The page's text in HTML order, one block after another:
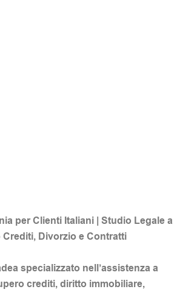
per Clienti Italiani | Studio Legale a
Crediti, Divorzio e Contratti
specializzato nell’assistenza a
crediti, diritto immobiliare,